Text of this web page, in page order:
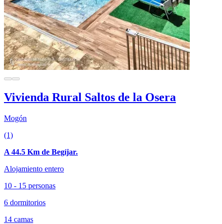
Vivienda Rural Saltos de la Osera
Mogón
(1)
A 44.5 Km de Begíjar.
Alojamiento entero
10 - 15 personas
6 dormitorios
14 camas